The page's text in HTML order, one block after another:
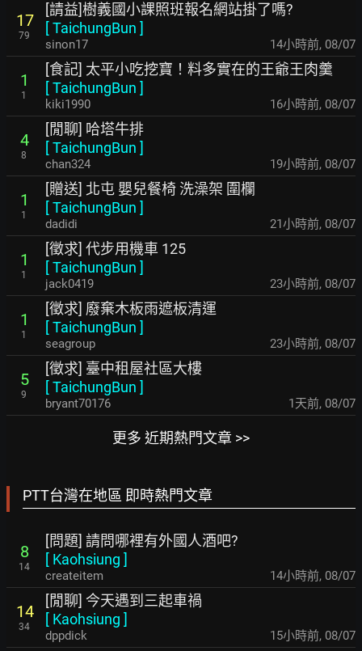
17
79
[請益]樹義國小課照班報名網站掛了嗎?
[TaichungBun ]
sinon17 14小時前, 08/07
1
1
[食記] 太平小吃挖寶！料多實在的王爺王肉羹
[TaichungBun ]
kiki1990 16小時前, 08/07
4
8
[閒聊] 哈塔牛排
[TaichungBun ]
chan324 19小時前, 08/07
1
1
[贈送] 北屯 嬰兒餐椅 洗澡架 圍欄
[TaichungBun ]
dadidi 21小時前, 08/07
1
1
[徵求] 代步用機車 125
[TaichungBun ]
jack0419 23小時前, 08/07
1
1
[徵求] 廢棄木板雨遮板清運
[TaichungBun ]
seagroup 23小時前, 08/07
5
9
[徵求] 臺中租屋社區大樓
[TaichungBun ]
bryant70176 1天前, 08/07
更多 近期熱門文章 >>
PTT台灣在地區 即時熱門文章
8
14
[問題] 請問哪裡有外國人酒吧?
[ Kaohsiung ]
createitem 14小時前, 08/07
14
34
[閒聊] 今天遇到三起車禍
[ Kaohsiung ]
dppdick 15小時前, 08/07